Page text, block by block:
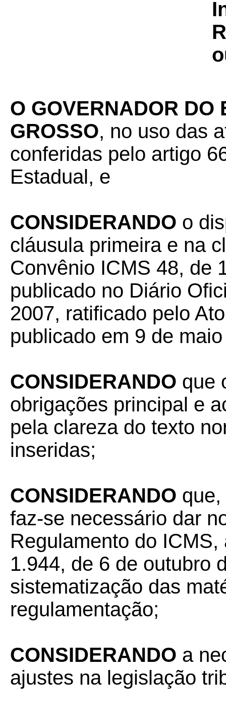
O GOVERNADOR DO
GROSSO, no uso das
conferidas pelo artigo
Estadual, e
CONSIDERANDO o
cláusula primeira e na
Convênio ICMS 48, de
publicado no Diário
2007, ratificado pelo
publicado em 9 de
CONSIDERANDO que
obrigações principal e
pela clareza do texto
inseridas;
CONSIDERANDO
faz-se necessário dar
Regulamento do
1.944, de 6 de outubro
sistematização das
regulamentação;
CONSIDERANDO a
ajustes na legislação